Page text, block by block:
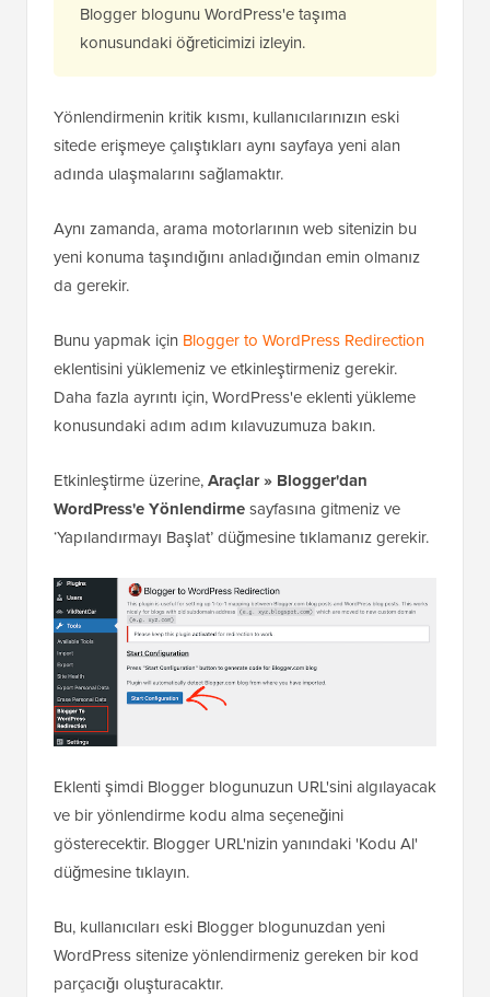
Blogger blogunu WordPress'e taşıma
konusundaki öğreticimizi izleyin.
Yönlendirmenin kritik kısmı, kullanıcılarınızın eski
sitede erişmeye çalıştıkları aynı sayfaya yeni alan
adında ulaşmalarını sağlamaktır.
Aynı zamanda, arama motorlarının web sitenizin bu
yeni konuma taşındığını anladığından emin olmanız
da gerekir.
Bunu yapmak için Blogger to WordPress Redirection
eklentisini yüklemeniz ve etkinleştirmeniz gerekir.
Daha fazla ayrıntı için, WordPress'e eklenti yükleme
konusundaki adım adım kılavuzumuza bakın.
Etkinleştirme üzerine,Araçlar » Blogger'dan
WordPress'e Yönlendirmesayfasına gitmeniz ve
‘Yapılandırmayı Başlat’ düğmesine tıklamanız gerekir.
Eklenti şimdi Blogger blogunuzun URL'sini algılayacak
ve bir yönlendirme kodu alma seçeneğini
gösterecektir. Blogger URL'nizin yanındaki 'Kodu Al'
düğmesine tıklayın.
Bu, kullanıcıları eski Blogger blogunuzdan yeni
WordPress sitenize yönlendirmeniz gereken bir kod
parçacığı oluşturacaktır.